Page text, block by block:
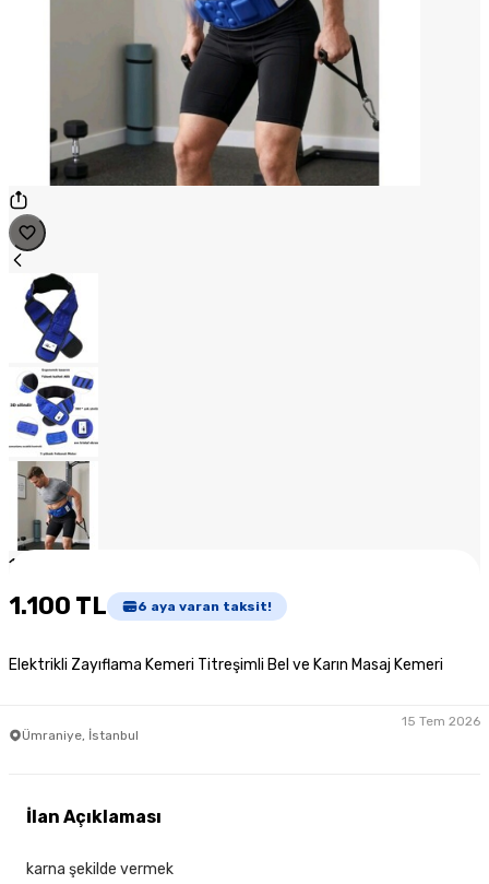
1
1.100 TL 6 aya varan taksit!
Elektrikli Zayıflama Kemeri Titreşimli Bel ve Karın Masaj Kemeri
Ümraniye, İstanbul
15 Tem 2026
İlan Açıklaması
karna şekilde vermek